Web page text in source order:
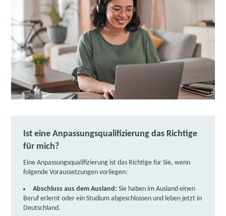
Ist eine Anpassungsqualifizierung das Richtige
für mich?
Eine Anpassungsqualifizierung ist das Richtige für Sie, wenn
folgende Voraussetzungen vorliegen:
Abschluss aus dem Ausland: Sie haben im Ausland einen
Beruf erlernt oder ein Studium abgeschlossen und leben jetzt in
Deutschland.